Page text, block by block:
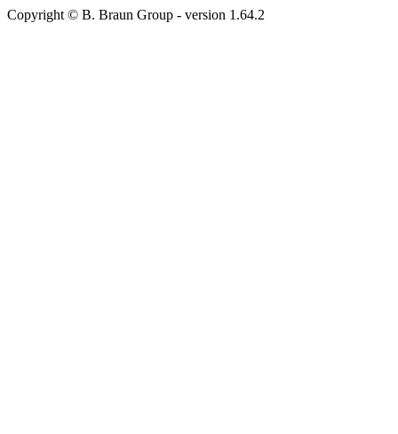
Copyright © B. Braun Group - version 1.64.2